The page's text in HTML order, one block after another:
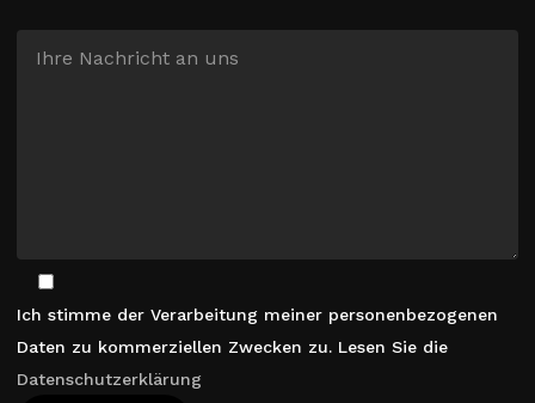
Ich stimme der Verarbeitung meiner personenbezogenen
Daten zu kommerziellen Zwecken zu. Lesen Sie die
Datenschutzerklärung